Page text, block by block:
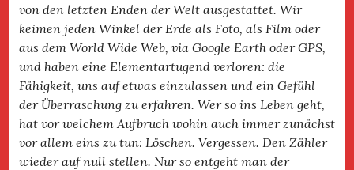
von den letzten Enden der Welt ausgestattet. Wir
keimen jeden Winkel der Erde als Foto, als Film oder
aus dem World Wide Web, via Google Earth oder GPS,
und haben eine Elementartugend verloren: die
Fähigkeit, uns auf etwas einzulassen und ein Gefühl
der Überraschung zu erfahren. Wer so ins Leben geht,
hat vor welchem Aufbruch wohin auch immer zunächst
vor allem eins zu tun: Löschen. Vergessen. Den Zähler
wieder auf null stellen. Nur so entgeht man der